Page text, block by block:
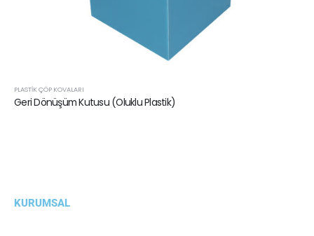
PLASTIK ÇÖP KOVALARI
Geri Dönüşüm Kutusu (Oluklu Plastik)
KURUMSAL